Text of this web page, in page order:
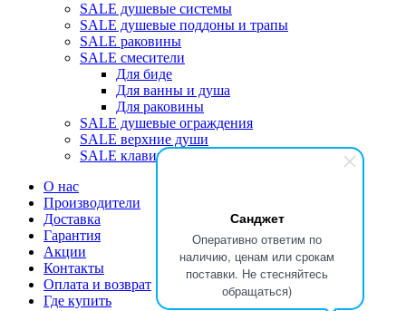
Санджет
Оперативно ответим по
наличию, ценам или срокам
поставки. Не стесняйтесь
обращаться)
SALE душевые системы
SALE душевые поддоны и трапы
SALE раковины
SALE смесители
Для биде
Для ванны и душа
Для раковины
SALE душевые ограждения
SALE верхние души
SALE клавиши
О нас
Производители
Доставка
Гарантия
Акции
Контакты
Оплата и возврат
Где купить